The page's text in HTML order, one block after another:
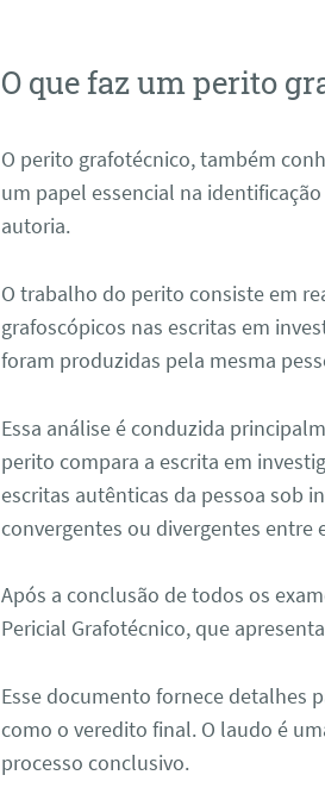
O que faz um perito
O perito grafotécnico, também
um papel essencial na
autoria.
O trabalho do perito consiste em
grafoscópicos nas escritas em
foram produzidas pela mesma
Essa análise é conduzida
perito compara a escrita em
escritas autênticas da pessoa sob
convergentes ou divergentes entre
Após a conclusão de todos os
Pericial Grafotécnico, que
Esse documento fornece detalhes
como o veredito final. O laudo é
processo conclusivo.